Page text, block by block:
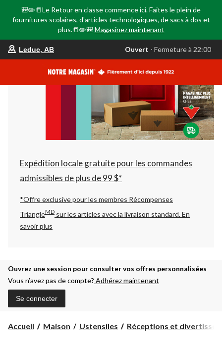
🎒✏️📒Le Retour en classe commence ici. Faites le plein de
fournitures scolaires, d'articles technologiques, de sacs à dos et
plus.📒✏️🎒 Magasinez maintenant
votre
est
AB,
Ouvert,
Fermeture
à
22:00
changer
Leduc, AB Ouvert ⋅ Fermeture à 22:00
Expédition locale gratuite pour les commandes
admissibles de plus de 99 $*
*Offre exclusive pour les membres Récompenses
TriangleMD sur les articles avec la livraison standard.En
savoir plus
Ouvrez une session pour consulter vos offres personnalisées
Vous n’avez pas de compte? Adhérez maintenant
Se connecter
Accueil Maison Ustensiles Réceptions et